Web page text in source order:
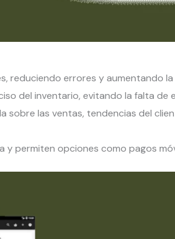
reduciendo errores y aumentando
del inventario, evitando la falta de
sobre las ventas, tendencias del
y permiten opciones como pagos